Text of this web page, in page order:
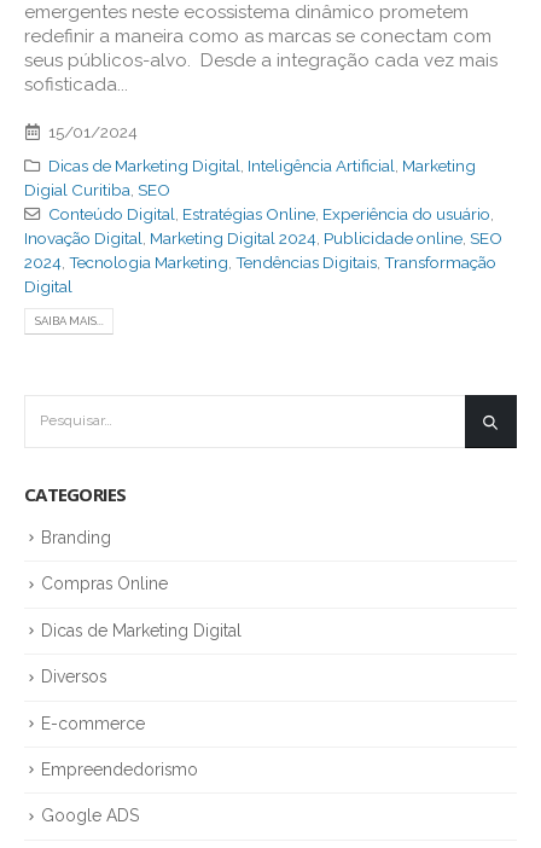
emergentes neste ecossistema dinâmico prometem
redefinir a maneira como as marcas se conectam com
seus públicos-alvo. Desde a integração cada vez mais
sofisticada...
15/01/2024
Dicas de Marketing Digital Inteligência Artificial Marketing
Digial Curitiba SEO
Conteúdo Digital Estratégias Online, Experiência do usuário
Inovação Digital Marketing Digital 2024 Publicidade online SEO
2024 Tecnologia Marketing Tendências Digitais Transformação
Digital
SAIBA MAIS...
CATEGORIES
Branding
Compras Online
Dicas de Marketing Digital
Diversos
E-commerce
Empreendedorismo
Google ADS